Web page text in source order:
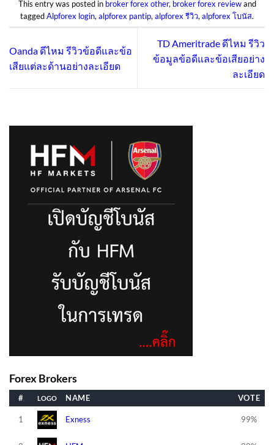
This entry was posted in broker forex other, broker forex reviewand
taggedAlpforex login, alpforex pantip, alpforex รีวิว, alpforex โบนัส.
Oanda ดีไหม รีวิวข้อดีและข้อ
เสียแต่ละด้านอย่างละเอียด
TD Ameritrade ดีไหม รีวิว
ข้อมูลข้อดีและข้อเสียอย่าง
ละเอียด
Forex Brokers
# NAME VOTE
1 Exness 99%